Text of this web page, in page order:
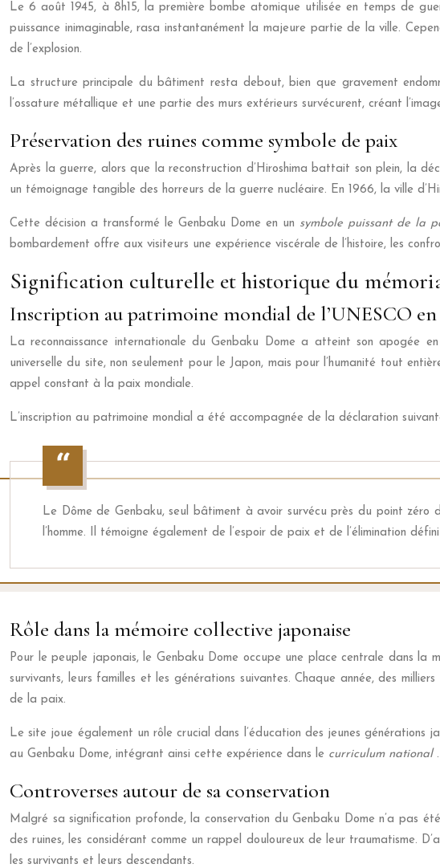
Le 6 août 1945, à 8h15, la première bombe atomique utilisée en temps de
puissance inimaginable, rasa instantanément la majeure partie de la ville.
de l’explosion.
La structure principale du bâtiment resta debout, bien que gravement
l’ossature métallique et une partie des murs extérieurs survécurent, créant
Préservation des ruines comme symbole de paix
Après la guerre, alors que la reconstruction d’Hiroshima battait son plein, la
un témoignage tangible des horreurs de la guerre nucléaire. En 1966, la ville
Cette décision a transformé le Genbaku Dome en un symbole puissant de la
bombardement offre aux visiteurs une expérience viscérale de l’histoire, les
Signification culturelle et historique du
Inscription au patrimoine mondial de l’UNESCO en
La reconnaissance internationale du Genbaku Dome a atteint son apogée
universelle du site, non seulement pour le Japon, mais pour l’humanité tout
appel constant à la paix mondiale.
L’inscription au patrimoine mondial a été accompagnée de la déclaration
Le Dôme de Genbaku, seul bâtiment à avoir survécu près du point zéro
l’homme. Il témoigne également de l’espoir de paix et de l’élimination
Rôle dans la mémoire collective japonaise
Pour le peuple japonais, le Genbaku Dome occupe une place centrale dans la
survivants, leurs familles et les générations suivantes. Chaque année, des
de la paix.
Le site joue également un rôle crucial dans l’éducation des jeunes générations
au Genbaku Dome, intégrant ainsi cette expérience dans le curriculum national .
Controverses autour de sa conservation
Malgré sa signification profonde, la conservation du Genbaku Dome n’a pas
des ruines, les considérant comme un rappel douloureux de leur traumatisme.
les survivants et leurs descendants.